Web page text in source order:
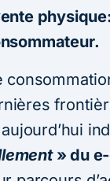
» du